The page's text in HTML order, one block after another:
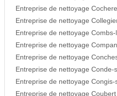
Entreprise de nettoyage
Entreprise de nettoyage
Entreprise de nettoyage
Entreprise de nettoyage
Entreprise de nettoyage
Entreprise de nettoyage Conde-
Entreprise de nettoyage
Entreprise de nettoyage